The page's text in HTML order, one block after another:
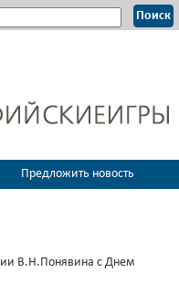
Предложить новость
В.Н.Понявина с Днем